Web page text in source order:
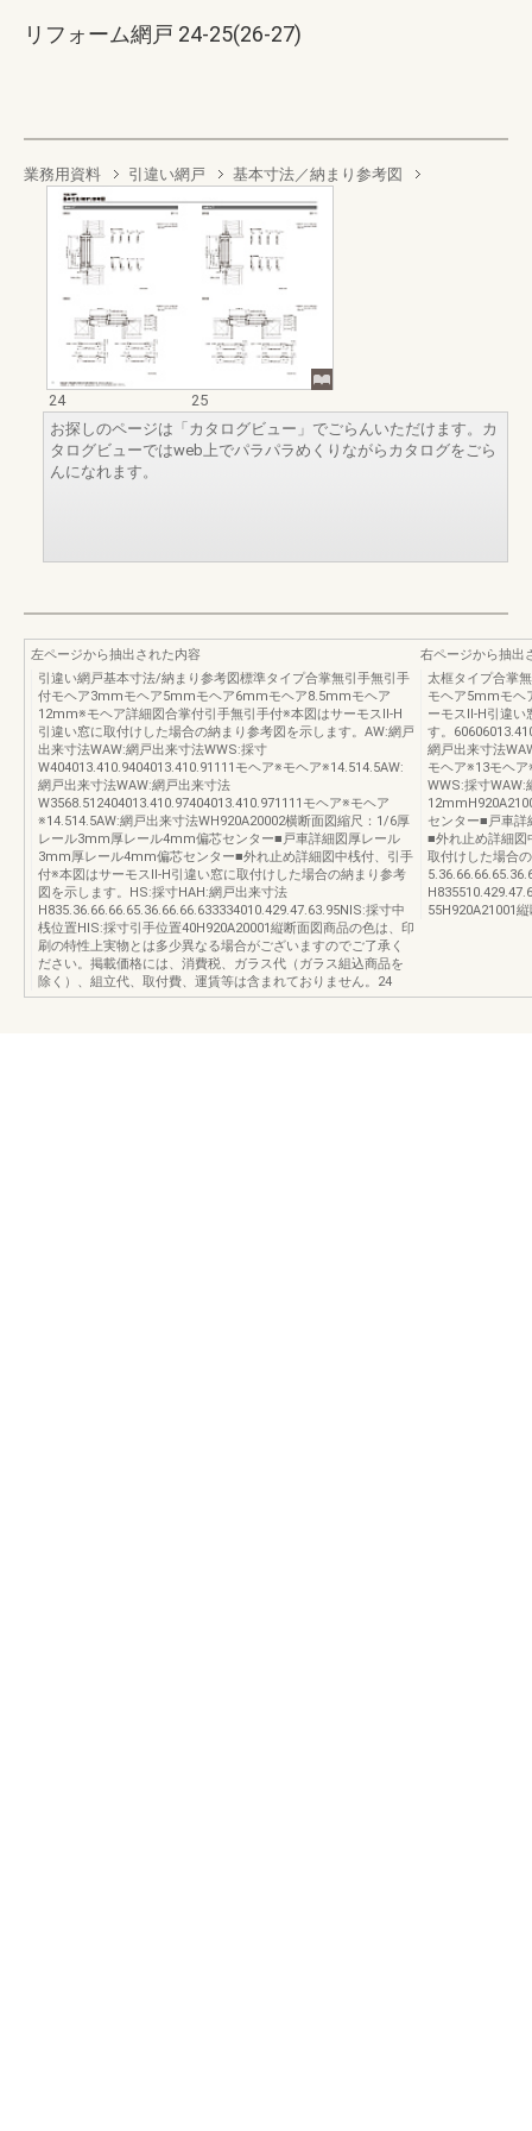
リフォーム網戸 24-25(26-27)
業務用資料 引違い網戸 基本寸法／納まり参考図
24
25
お探しのページは「カタログビュー」でごらんいただけます。カ
タログビューではweb上でパラパラめくりながらカタログをごら
んになれます。
左ページから抽出された内容
引違い網戸基本寸法/納まり参考図標準タイプ合掌無引手無引手
付モヘア3mmモヘア5mmモヘア6mmモヘア8.5mmモヘア
12mm※モヘア詳細図合掌付引手無引手付※本図はサーモスⅡ-H
引違い窓に取付けした場合の納まり参考図を示します。AW:網戸
出来寸法WAW:網戸出来寸法WWS:採寸
W404013.410.9404013.410.91111モヘア※モヘア※14.514.5AW:
網戸出来寸法WAW:網戸出来寸法
W3568.512404013.410.97404013.410.971111モヘア※モヘア
※14.514.5AW:網戸出来寸法WH920A20002横断面図縮尺：1/6厚
レール3mm厚レール4mm偏芯センター■戸車詳細図厚レール
3mm厚レール4mm偏芯センター■外れ止め詳細図中桟付、引手
付※本図はサーモスⅡ-H引違い窓に取付けした場合の納まり参考
図を示します。HS:採寸HAH:網戸出来寸法
H835.36.66.66.65.36.66.66.633334010.429.47.63.95NIS:採寸中
桟位置HIS:採寸引手位置40H920A20001縦断面図商品の色は、印
刷の特性上実物とは多少異なる場合がございますのでご了承く
ださい。掲載価格には、消費税、ガラス代（ガラス組込商品を
除く）、組立代、取付費、運賃等は含まれておりません。24
右ページから抽出
太框タイプ合掌
モヘア5mmモヘ
ーモスⅡ-H引違い
す。
網戸出来寸法
モヘア※13モヘ
WWS:採寸WAW:
センター■戸車
■外れ止め詳細図
取付けした場合
55H920A21001